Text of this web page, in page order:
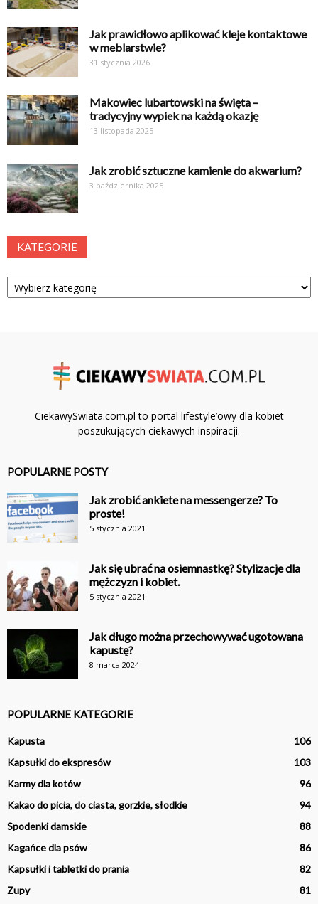
Jak prawidłowo aplikować kleje kontaktowe
w meblarstwie?
31 stycznia 2026
Makowiec lubartowski na święta –
tradycyjny wypiek na każdą okazję
13 listopada 2025
Jak zrobić sztuczne kamienie do akwarium?
3 października 2025
KATEGORIE
Kategorie
CiekawySwiata.com.pl to portal lifestyle’owy dla kobiet
poszukujących ciekawych inspiracji.
POPULARNE POSTY
Jak zrobić ankiete na messengerze? To
proste!
5 stycznia 2021
Jak się ubrać na osiemnastkę? Stylizacje dla
mężczyzn i kobiet.
5 stycznia 2021
Jak długo można przechowywać ugotowana
kapustę?
8 marca 2024
POPULARNE KATEGORIE
Kapusta
106
Kapsułki do ekspresów
103
Karmy dla kotów
96
Kakao do picia, do ciasta, gorzkie, słodkie
94
Spodenki damskie
88
Kagańce dla psów
86
Kapsułki i tabletki do prania
82
Zupy
81